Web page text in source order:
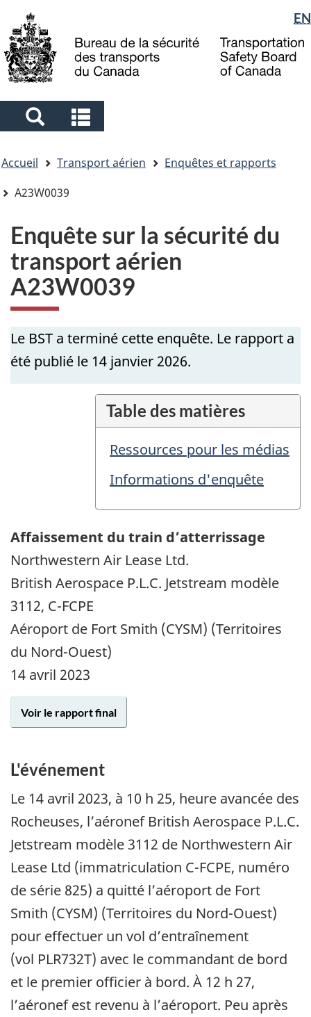
to
main
to
"About
government"
à
la
Sélection
de
la
langue
EN
Search
and
menus
and
menus
êtes
ici
Accueil Transport aérien
Enquêtes et rapports
A23W0039
Enquête sur la sécurité du
transport aérien
A23W0039
Le BST a terminé cette enquête. Le rapport a
été publié le 14 janvier 2026.
Table des matières
Ressources pour les médias
Informations d'enquête
Affaissement du train d’atterrissage
Northwestern Air Lease Ltd.
British Aerospace P.L.C. Jetstream modèle
3112, C-FCPE
Aéroport de Fort Smith (CYSM) (Territoires
du Nord-Ouest)
14 avril 2023
Voir le rapport final
L'événement
Le 14 avril 2023, à 10 h 25, heure avancée des
Rocheuses, l’aéronef British Aerospace P.L.C.
Jetstream modèle 3112 de Northwestern Air
Lease Ltd (immatriculation C-FCPE, numéro
de série 825) a quitté l’aéroport de Fort
Smith (CYSM) (Territoires du Nord-Ouest)
pour effectuer un vol d’entraînement
(vol PLR732T) avec le commandant de bord
et le premier officier à bord. À 12 h 27,
l’aéronef est revenu à l’aéroport. Peu après